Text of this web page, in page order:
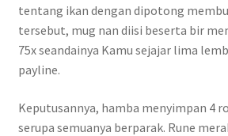
tentang ikan dengan dipotong
tersebut, mug nan diisi beserta bir
75x seandainya Kamu sejajar lima
payline.
Keputusannya, hamba menyimpan 4
serupa semuanya berparak. Rune